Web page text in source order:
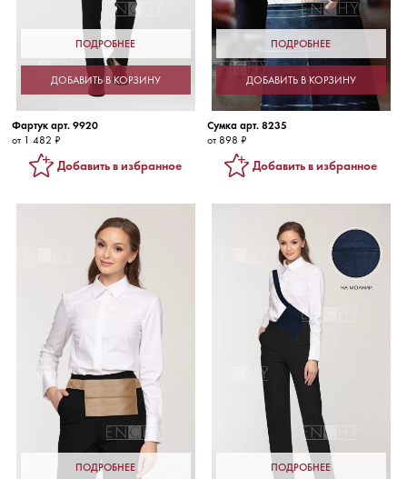
ПОДРОБНЕЕ
ДОБАВИТЬ В КОРЗИНУ
Фартук арт. 9920
от 1 482 ₽
Добавить в избранное
ПОДРОБНЕЕ
ДОБАВИТЬ В КОРЗИНУ
Сумка арт. 8235
от 898 ₽
Добавить в избранное
ПОДРОБНЕЕ ПОДРОБНЕЕ